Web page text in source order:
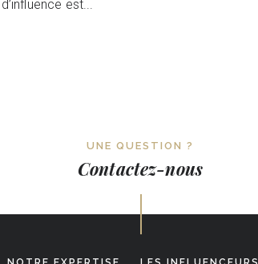
d’influence est...
UNE QUESTION ?
Contactez-nous